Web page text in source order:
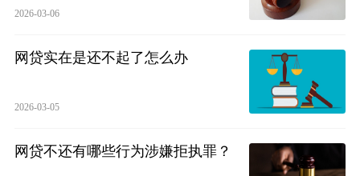
2026-03-06
网贷实在是还不起了怎么办
2026-03-05
网贷不还有哪些行为涉嫌拒执罪？